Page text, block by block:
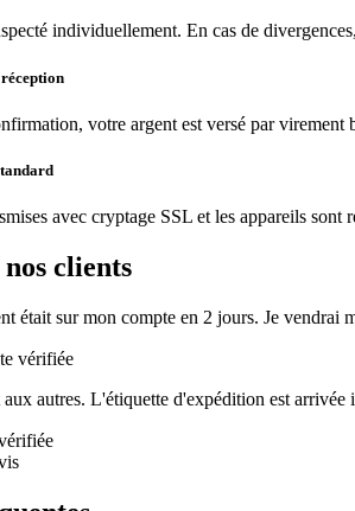
individuellement. En cas de
votre argent est versé par virement
avec cryptage SSL et les appareils sont
clients
était sur mon compte en 2 jours. Je vendrai
vérifiée
autres. L'étiquette d'expédition est arrivée